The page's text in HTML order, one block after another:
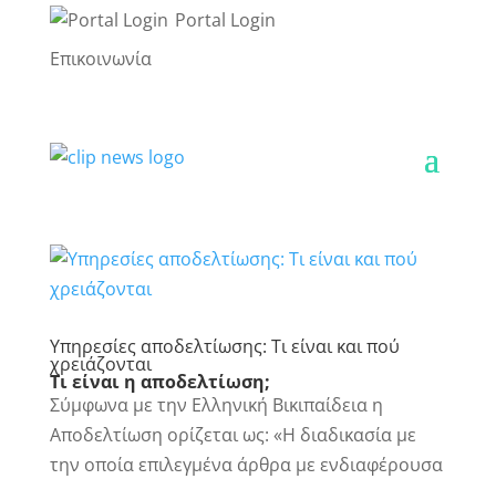
Portal Login
Επικοινωνία
Υπηρεσίες αποδελτίωσης: Τι είναι και πού
χρειάζονται
Τι είναι η αποδελτίωση;
Σύμφωνα με την Ελληνική Βικιπαίδεια η
Αποδελτίωση ορίζεται ως: «Η διαδικασία με
την οποία επιλεγμένα άρθρα με ενδιαφέρουσα